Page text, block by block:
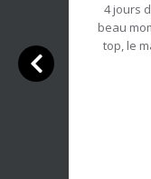
4 jours
beau
top, le